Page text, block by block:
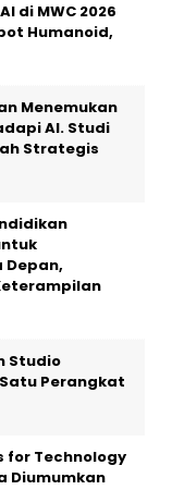
di MWC 2026
Humanoid,
Menemukan
AI. Studi
Strategis
Depan,
Studio
Perangkat
for Technology
Diumumkan